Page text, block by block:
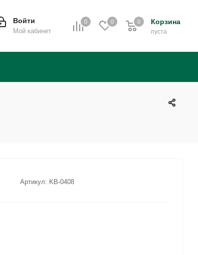
0 0 Корзина
0
пуста
0
Войти
Мой кабинет
Артикул: KB-0408